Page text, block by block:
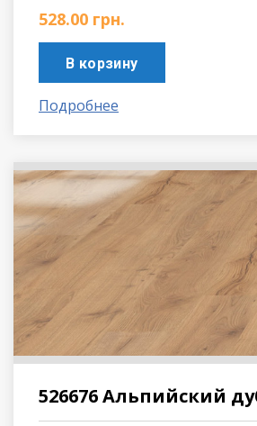
528.00 грн.
В корзину
Подробнее
526676 Альпийский